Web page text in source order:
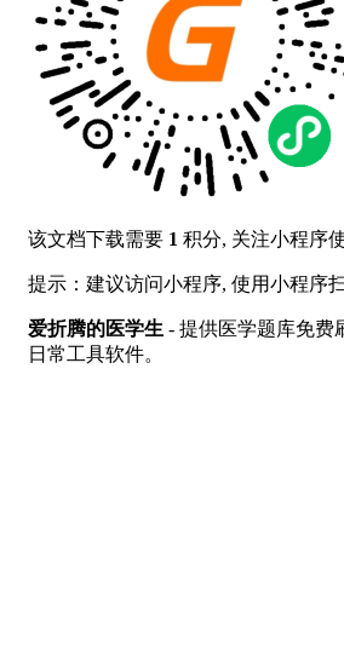
该文档下载需要 1 积分, 关注小程序
提示：建议访问小程序, 使用小程序
爱折腾的医学生 - 提供医学题库免费
日常工具软件。